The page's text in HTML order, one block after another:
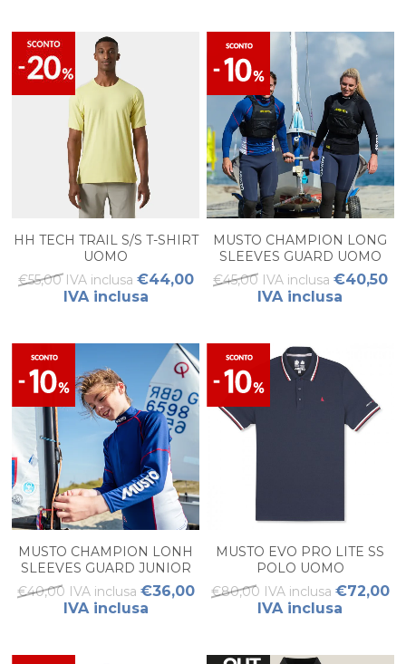
HH TECH TRAIL S/S T-SHIRT
UOMO
€55,00 IVA inclusa €44,00
IVA inclusa
MUSTO CHAMPION LONG
SLEEVES GUARD UOMO
€45,00 IVA inclusa €40,50
IVA inclusa
MUSTO CHAMPION LONH
SLEEVES GUARD JUNIOR
€40,00 IVA inclusa €36,00
IVA inclusa
MUSTO EVO PRO LITE SS
POLO UOMO
€80,00 IVA inclusa €72,00
IVA inclusa